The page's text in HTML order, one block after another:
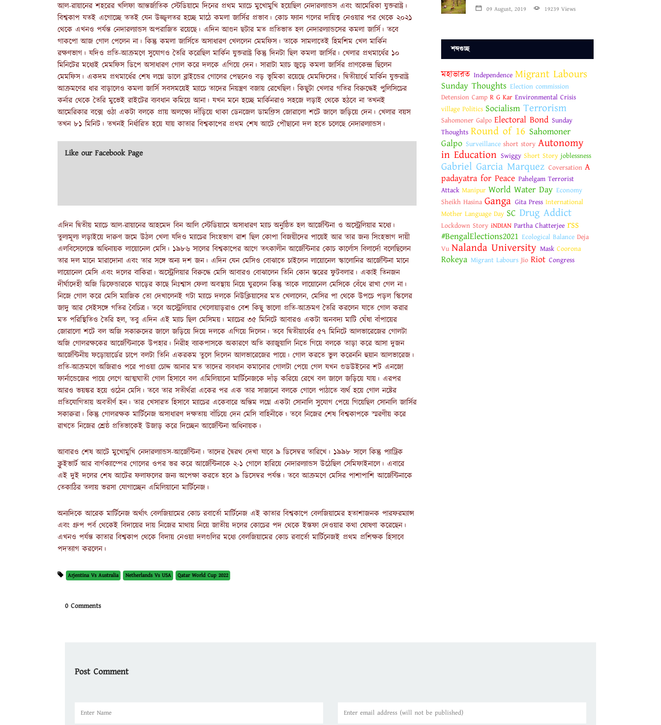
আল-রায়ানের শহরের খলিফা আন্তর্জাতিক স্টেডিয়ামে দিনের প্রথম ম্যাচে মুখোমুখি হয়েছিল নেদারল্যান্ডস এবং আমেরিকা যুক্তরাষ্ট্র।
বিশ্বকাপ যতই এগোচ্ছে ততই যেন উজ্জ্বলতর হচ্ছে মাঠে কমলা জার্সির প্রভাব। কোচ ফ্যান গলের দায়িত্ব নেওয়ার পর থেকে ২০২১
থেকে এখনও পর্যন্ত নেদারল্যান্ডস অপরাজিত রয়েছে। এদিন আগুন ছটার মত প্রতিভাত হল নেদারল্যান্ডসের কমলা জার্সি। তবে
গাকপো আজ গোল পেলেন না। কিন্তু কমলা জার্সিতে অসাধারণ খেললেন মেমফিস। তাকে সামলাতেই হিমশিম খেল মার্কিন
রক্ষণভাগ। যদিও প্রতি-আক্রমণে সুযোগও তৈরি করেছিল মার্কিন যুক্তরাষ্ট্র কিন্তু দিনটা ছিল কমলা জার্সির। খেলার প্রথমার্ধের ১০
মিনিটের মধ্যেই মেমফিস ডিপে অসাধারণ গোল করে দলকে এগিয়ে দেন। সারাটা ম্যাচ জুড়ে কমলা জার্সির প্রাণকেন্দ্র ছিলেন
মেমফিস। একদম প্রথমার্ধের শেষ লগ্নে ডালে ব্লাইন্ডের গোলের পেছনেও বড় ভূমিকা রয়েছে মেমফিসের। দ্বিতীয়ার্ধে মার্কিন যুক্তরাষ্ট্র
আক্রমণের ধার বাড়ালেও কমলা জার্সি সবসময়েই ম্যাচে তাদের নিয়ন্ত্রণ বজায় রেখেছিল। কিছুটা খেলার গতির বিরুদ্ধেই পুলিসিচের
কর্নার থেকে তৈরি মুভেই রাইটের ব্যবধান কমিয়ে আনা। যখন মনে হচ্ছে মার্কিনরাও সহজে লড়াই থেকে হঠবে না তখনই
আমেরিকার বক্সে ওঠা একটা বলকে প্রায় অলক্ষ্যে দাঁড়িয়ে থাকা ডেনজেল ডামফ্রিস জোরালো শটে জালে জড়িয়ে দেন। খেলার বয়স
তখন ৮১ মিনিট। তখনই নির্ধারিত হয়ে যায় কাতার বিশ্বকাপের প্রথম শেষ আটে পৌছানো দল হতে চলেছে নেদারল্যান্ডস।
Like our Facebook Page
এদিন দ্বিতীয় ম্যাচে আল-রায়ানের আহমেদ বিন আলি স্টেডিয়ামে অসাধারণ ম্যাচ অনুষ্ঠিত হল আর্জেন্টিনা ও অস্ট্রেলিয়ার মধ্যে।
তুল্যমূল্য লড়াইয়ে দারুণ জমে উঠল খেলা যদিও ম্যাচের সিংহভাগ রাশ ছিল কোপা বিজয়ীদের পায়েই আর তার জন্য সিংহভাগ দায়ী
এলবিসেলেস্তে অধিনায়ক লায়োনেল মেসি। ১৯৮৬ সালের বিশ্বকাপের আগে তৎকালীন আর্জেন্টিনার কোচ কার্লোস বিলার্দো বলেছিলেন
তার দল মানে মারাদোনা এবং তার সঙ্গে অন্য দশ জন। এদিন যেন মেসিও বোঝাতে চাইলেন লায়োনেল স্কালোনির আর্জেন্টিনা মানে
লায়োনেল মেসি এবং দলের বাকিরা। অস্ট্রেলিয়ার বিরুদ্ধে মেসি আবারও বোঝালেন তিনি কোন স্তরের ফুটবলার। একাই তিনজন
দীর্ঘাদেহী অজি ডিফেন্ডারকে ঘাড়ের কাছে নিঃশ্বাস ফেলা অবস্থায় নিয়ে ঘুরলেন কিন্তু তাকে লায়োনেল মেসিকে বেঁধে রাখা গেল না।
নিজে গোল করে মেসি ম্যাজিক তো দেখালেনই গটা ম্যাচে দলকে নিউক্লিয়াসের মত খেলালেন, মেসির পা থেকে উপচে পড়ল স্কিলের
জাদু আর সেইসঙ্গে গতির বৈচিত্র। তবে অস্ট্রেলিয়ার খেলোয়াড়রাও বেশ কিছু ভালো প্রতি-আক্রমণ তৈরি করলেন যাতে গোল করার
মত পরিস্থিতিও তৈরি হল, তবু এদিন এই ম্যাচ ছিল মেসিময়। ম্যাচের ৩৫ মিনিটে আবারও একটা অনবদ্য মাটি ঘেঁষা বাঁপায়ের
জোরালো শটে বল অজি সকারুদের জালে জড়িয়ে দিয়ে দলকে এগিয়ে দিলেন। তবে দ্বিতীয়ার্ধের ৫৭ মিনিটে আলভারেজের গোলটা
অজি গোলরক্ষকের আর্জেন্টিনাকে উপহার। নিরীহ ব্যাকপাসকে অকারণে অতি ক্যাজুয়ালি নিতে গিয়ে বলকে তাড়া করে আসা দুজন
আর্জেন্টিনীয় ফড়োয়ার্ডের চাপে বলটা তিনি একরকম তুলে দিলেন আলভারেজের পায়ে। গোল করতে ভুল করেননি হুয়ান আলভারেজ।
প্রতি-আক্রমণে অজিরাও পরে পাওয়া চোদ্দ আনার মত তাদের ব্যবধান কমানোর গোলটা পেয়ে গেল যখন গুডউইনের শট এনজো
ফার্নান্ডেজের পায়ে লেগে আত্মঘাতী গোল হিসাবে বল এমিলিয়ানো মার্টিনেজকে দাঁড় করিয়ে রেখে বল জালে জড়িয়ে যায়। এরপর
আরও ভয়ঙ্কর হয়ে ওঠেন মেসি। তবে তার সতীর্থরা একের পর এক তার সাজানো বলকে গোলে পাঠাতে ব্যর্থ হয়ে গোল নষ্টের
প্রতিযোগিতায় অবতীর্ণ হন। তার খেসারত হিসাবে ম্যাচের একেবারে অন্তিম লগ্নে একটা সোনালি সুযোগ পেয়ে গিয়েছিল সোনালি জার্সির
সকারুরা। কিন্তু গোলরক্ষক মার্টিনেজ অসাধারণ দক্ষতায় বাঁচিয়ে দেন মেসি বাহিনীকে। তবে নিজের শেষ বিশ্বকাপকে স্মরণীয় করে
রাখতে নিজের শ্রেষ্ঠ প্রতিভাকেই উজাড় করে দিচ্ছেন আর্জেন্টিনা অধিনায়ক।
আবারও শেষ আটে মুখোমুখি নেদারল্যান্ডস-আর্জেন্টিনা। তাদের দ্বৈরথ দেখা যাবে ৯ ডিসেম্বর তারিখে। ১৯৯৮ সালে কিন্তু প্যাট্রিক
ক্লুইভার্ট আর বার্গক্যাম্পের গোলের ওপর ভর করে আর্জেন্টিনাকে ২-১ গোলে হারিয়ে নেদারল্যান্ডস উঠেছিল সেমিফাইনালে। এবারে
এই দুই দলের শেষ আটের ফলাফলের জন্য অপেক্ষা করতে হবে ৯ ডিসেম্বর পর্যন্ত। তবে আক্রমণে মেসির পাশাপাশি আর্জেন্টিনাকে
তেকাঠির তলায় ভরসা যোগাচ্ছেন এমিলিয়ানো মার্টিনেজ।
অন্যদিকে আরেক মার্টিনেজ অর্থাৎ বেলজিয়ামের কোচ রবার্তো মার্টিনেজ এই কাতার বিশ্বকাপে বেলজিয়ামের হতাশাজনক পারফরম্যান্স
এবং গ্রুপ পর্ব থেকেই বিদায়ের দায় নিজের মাথায় নিয়ে জাতীয় দলের কোচের পদ থেকে ইস্তফা দেওয়ার কথা ষোষণা করেছেন।
এখনও পর্যন্ত কাতার বিশ্বকাপ থেকে বিদায় নেওয়া দলগুলির মধ্যে বেলজিয়ামের কোচ রবার্তো মার্টিনেজই প্রথম প্রশিক্ষক হিসাবে
পদত্যাগ করলেন।
Arjentina Vs Australia Netherlands Vs USA Qatar World Cup 2022
09 August, 2019 19239 Views
শব্দগুচ্ছ
মহাভারত Independence Migrant Labours
Sunday Thoughts Election commission
Detension Camp R G Kar Environmental Crisis
village Politics Socialism Terrorism
Sahomoner Galpo Electoral Bond Sunday
Thoughts Round of 16 Sahomoner
Galpo Surveillance short story Autonomy
in Education Swiggy Short Story joblessness
Gabriel Garcia Marquez Coversation A
padayatra for Peace Pahelgam Terrorist
Attack Manipur World Water Day Economy
Sheikh Hasina Ganga Gita Press International
Mother Language Day SC Drug Addict
Lockdown Story iNDIAN Partha Chatterjee rss
#BengalElections2021 Ecological Balance Deja
Vu Nalanda University Mask Coorona
Rokeya Migrant Labours Jio Riot Congress
0 Comments
Post Comment